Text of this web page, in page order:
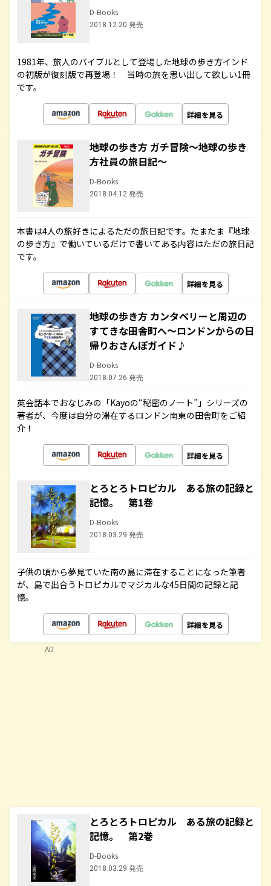
D-Books
2018.12.20 発売
1981年、旅人のバイブルとして登場した地球の歩き方インド
の初版が復刻版で再登場！ 当時の旅を思い出して欲しい1冊
です。
詳細を見る
地球の歩き方 ガチ冒険～地球の歩き
方社員の旅日記～
D-Books
2018.04.12 発売
本書は4人の旅好きによるただの旅日記です。たまたま『地球
の歩き方』で働いているだけで書いてある内容はただの旅日記
です。
詳細を見る
地球の歩き方 カンタベリーと周辺の
すてきな田舎町へ～ロンドンからの日
帰りおさんぽガイド♪
D-Books
2018.07.26 発売
英会話本でおなじみの「Kayoの“秘密のノート”」シリーズの
著者が、今度は自分の滞在するロンドン南東の田舎町をご紹
介！
詳細を見る
とろとろトロピカル ある旅の記録と
記憶。 第1巻
D-Books
2018.03.29 発売
子供の頃から夢見ていた南の島に滞在することになった筆者
が、島で出合うトロピカルでマジカルな45日間の記録と記
憶。
詳細を見る
とろとろトロピカル ある旅の記録と
記憶。 第2巻
D-Books
2018.03.29 発売
AD